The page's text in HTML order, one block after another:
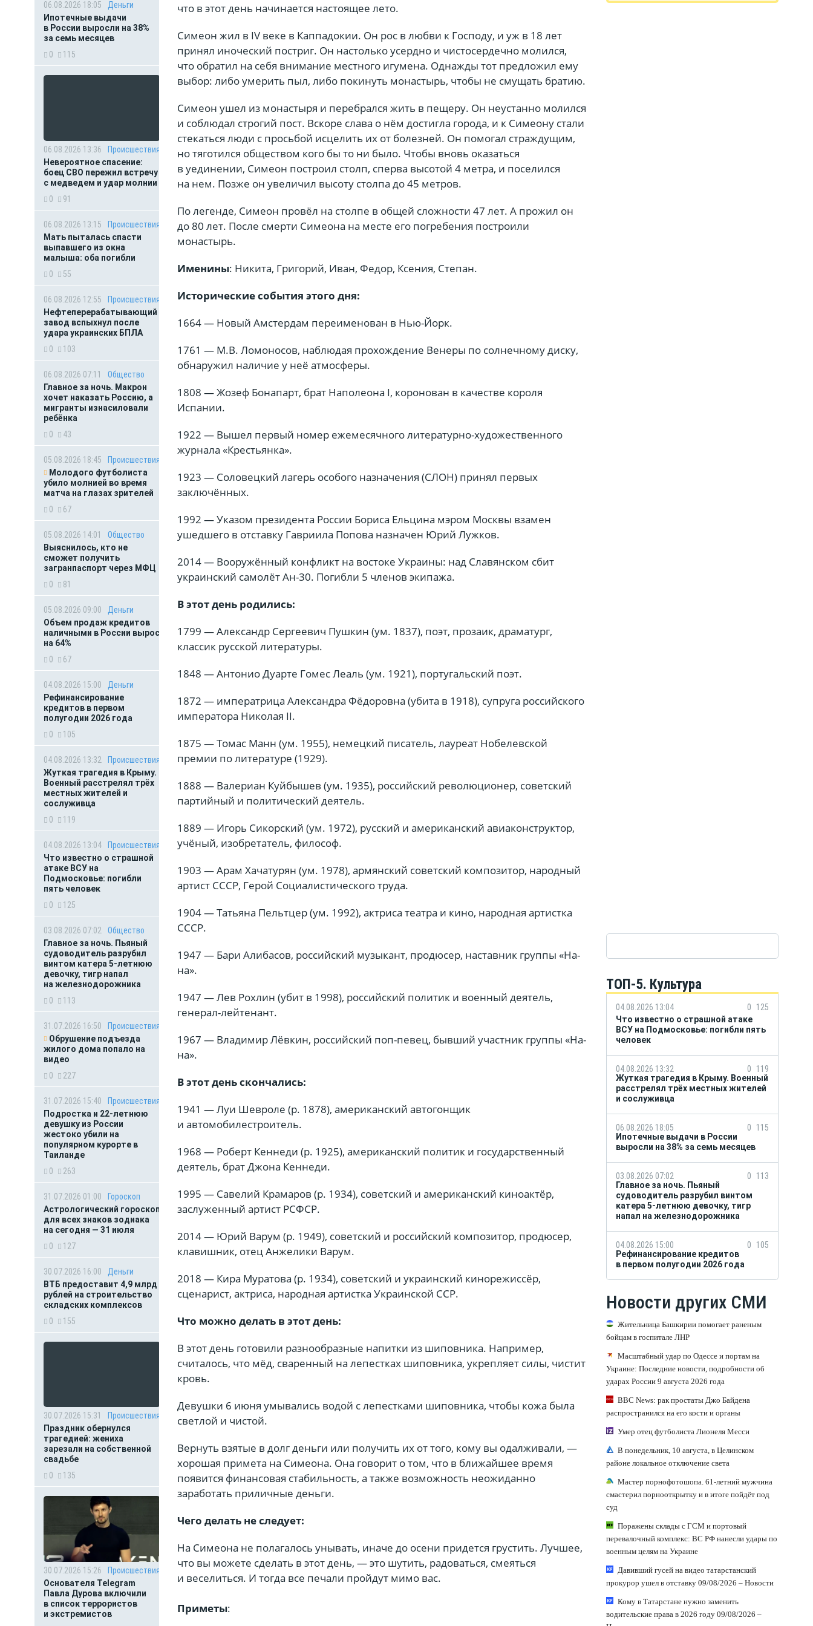
06.08.2026 18:05
Деньги
Ипотечные выдачи
в России выросли на 38%
за семь месяцев
0
115
06.08.2026 13:36
Происшествия
Невероятное спасение:
боец СВО пережил встречу
с медведем и удар молнии
0
91
06.08.2026 13:15
Происшествия
Мать пыталась спасти
выпавшего из окна
малыша: оба погибли
0
55
06.08.2026 12:55
Происшествия
Нефтеперерабатывающий
завод вспыхнул после
удара украинских БПЛА
0
103
06.08.2026 07:11
Общество
Главное за ночь. Макрон
хочет наказать Россию, а
мигранты изнасиловали
ребёнка
0
43
05.08.2026 18:45
Происшествия
Молодого футболиста
убило молнией во время
матча на глазах зрителей
0
67
05.08.2026 14:01
Общество
Выяснилось, кто не
сможет получить
загранпаспорт через МФЦ
0
81
05.08.2026 09:00
Деньги
Объем продаж кредитов
наличными в России вырос
на 64%
0
67
04.08.2026 15:00
Деньги
Рефинансирование
кредитов в первом
полугодии 2026 года
0
105
04.08.2026 13:32
Происшествия
Жуткая трагедия в Крыму.
Военный расстрелял трёх
местных жителей и
сослуживца
0
119
04.08.2026 13:04
Происшествия
Что известно о страшной
атаке ВСУ на
Подмосковье: погибли
пять человек
0
125
03.08.2026 07:02
Общество
Главное за ночь. Пьяный
судоводитель разрубил
винтом катера 5-летнюю
девочку, тигр напал
на железнодорожника
0
113
31.07.2026 16:50
Происшествия
Обрушение подъезда
жилого дома попало на
видео
0
227
31.07.2026 15:40
Происшествия
Подростка и 22-летнюю
девушку из России
жестоко убили на
популярном курорте в
Таиланде
0
263
31.07.2026 01:00
Гороскоп
Астрологический гороскоп
для всех знаков зодиака
на сегодня — 31 июля
0
127
30.07.2026 16:00
Деньги
ВТБ предоставит 4,9 млрд
рублей на строительство
складских комплексов
0
155
30.07.2026 15:31
Происшествия
Праздник обернулся
трагедией: жениха
зарезали на собственной
свадьбе
0
135
30.07.2026 15:26
Происшествия
Основателя Telegram
Павла Дурова включили
в список террористов
и экстремистов
что в этот день начинается настоящее лето.
Симеон жил в IV веке в Каппадокии. Он рос в любви к Господу, и уж в 18 лет
принял иноческий постриг. Он настолько усердно и чистосердечно молился,
что обратил на себя внимание местного игумена. Однажды тот предложил ему
выбор: либо умерить пыл, либо покинуть монастырь, чтобы не смущать братию.
Симеон ушел из монастыря и перебрался жить в пещеру. Он неустанно молился
и соблюдал строгий пост. Вскоре слава о нём достигла города, и к Симеону стали
стекаться люди с просьбой исцелить их от болезней. Он помогал страждущим,
но тяготился обществом кого бы то ни было. Чтобы вновь оказаться
в уединении, Симеон построил столп, сперва высотой 4 метра, и поселился
на нем. Позже он увеличил высоту столпа до 45 метров.
По легенде, Симеон провёл на столпе в общей сложности 47 лет. А прожил он
до 80 лет. После смерти Симеона на месте его погребения построили
монастырь.
Именины: Никита, Григорий, Иван, Федор, Ксения, Степан.
Исторические события этого дня:
1664 — Новый Амстердам переименован в Нью-Йорк.
1761 — М.В. Ломоносов, наблюдая прохождение Венеры по солнечному диску,
обнаружил наличие у неё атмосферы.
1808 — Жозеф Бонапарт, брат Наполеона I, коронован в качестве короля
Испании.
1922 — Вышел первый номер ежемесячного литературно-художественного
журнала «Крестьянка».
1923 — Соловецкий лагерь особого назначения (СЛОН) принял первых
заключённых.
1992 — Указом президента России Бориса Ельцина мэром Москвы взамен
ушедшего в отставку Гавриила Попова назначен Юрий Лужков.
2014 — Вооружённый конфликт на востоке Украины: над Славянском сбит
украинский самолёт Ан-30. Погибли 5 членов экипажа.
В этот день родились:
1799 — Александр Сергеевич Пушкин (ум. 1837), поэт, прозаик, драматург,
классик русской литературы.
1848 — Антонио Дуарте Гомес Леаль (ум. 1921), португальский поэт.
1872 — императрица Александра Фёдоровна (убита в 1918), супруга российского
императора Николая II.
1875 — Томас Манн (ум. 1955), немецкий писатель, лауреат Нобелевской
премии по литературе (1929).
1888 — Валериан Куйбышев (ум. 1935), российский революционер, советский
партийный и политический деятель.
1889 — Игорь Сикорский (ум. 1972), русский и американский авиаконструктор,
учёный, изобретатель, философ.
1903 — Арам Хачатурян (ум. 1978), армянский советский композитор, народный
артист СССР, Герой Социалистического труда.
1904 — Татьяна Пельтцер (ум. 1992), актриса театра и кино, народная артистка
СССР.
1947 — Бари Алибасов, российский музыкант, продюсер, наставник группы «На-
на».
1947 — Лев Рохлин (убит в 1998), российский политик и военный деятель,
генерал-лейтенант.
1967 — Владимир Лёвкин, российский поп-певец, бывший участник группы «На-
на».
В этот день скончались:
1941 — Луи Шевроле (р. 1878), американский автогонщик
и автомобилестроитель.
1968 — Роберт Кеннеди (р. 1925), американский политик и государственный
деятель, брат Джона Кеннеди.
1995 — Савелий Крамаров (р. 1934), советский и американский киноактёр,
заслуженный артист РСФСР.
2014 — Юрий Варум (р. 1949), советский и российский композитор, продюсер,
клавишник, отец Анжелики Варум.
2018 — Кира Муратова (р. 1934), советский и украинский кинорежиссёр,
сценарист, актриса, народная артистка Украинской ССР.
Что можно делать в этот день:
В этот день готовили разнообразные напитки из шиповника. Например,
считалось, что мёд, сваренный на лепестках шиповника, укрепляет силы, чистит
кровь.
Девушки 6 июня умывались водой с лепестками шиповника, чтобы кожа была
светлой и чистой.
Вернуть взятые в долг деньги или получить их от того, кому вы одалживали, —
хорошая примета на Симеона. Она говорит о том, что в ближайшее время
появится финансовая стабильность, а также возможность неожиданно
заработать приличные деньги.
Чего делать не следует:
На Симеона не полагалось унывать, иначе до осени придется грустить. Лучшее,
что вы можете сделать в этот день, — это шутить, радоваться, смеяться
и веселиться. И тогда все печали пройдут мимо вас.
Приметы:
ТОП-5. Культура
04.08.2026 13:04 0
125
Что известно о страшной атаке
ВСУ на Подмосковье: погибли пять
человек
04.08.2026 13:32 0
119
Жуткая трагедия в Крыму. Военный
расстрелял трёх местных жителей
и сослуживца
06.08.2026 18:05 0
115
Ипотечные выдачи в России
выросли на 38% за семь месяцев
03.08.2026 07:02 0
113
Главное за ночь. Пьяный
судоводитель разрубил винтом
катера 5-летнюю девочку, тигр
напал на железнодорожника
04.08.2026 15:00 0
105
Рефинансирование кредитов
в первом полугодии 2026 года
Новости других СМИ
Жительница Башкирии помогает раненым
бойцам в госпитале ЛНР
Масштабный удар по Одессе и портам на
Украине: Последние новости, подробности об
ударах России 9 августа 2026 года
BBC News: рак простаты Джо Байдена
распространился на его кости и органы
Умер отец футболиста Лионеля Месси
В понедельник, 10 августа, в Целинском
районе локальное отключение света
Мастер порнофотошопа. 61-летний мужчина
смастерил порнооткрытку и в итоге пойдёт под
суд
Поражены склады с ГСМ и портовый
перевалочный комплекс: ВС РФ нанесли удары по
военным целям на Украине
Давивший гусей на видео татарстанский
прокурор ушел в отставку 09/08/2026 – Новости
Кому в Татарстане нужно заменить
водительские права в 2026 году 09/08/2026 –